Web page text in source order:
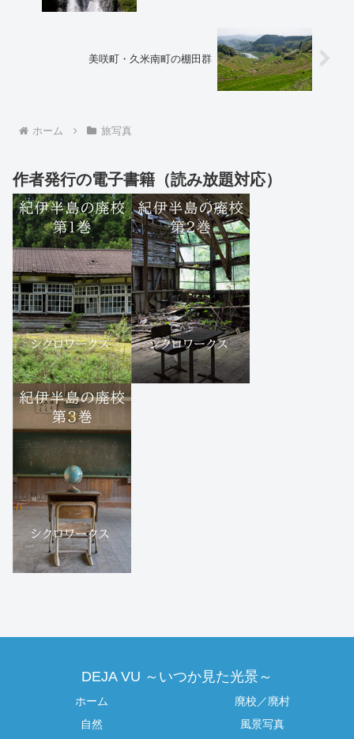
美咲町・久米南町の棚田群
ホーム 旅写真
作者発行の電子書籍（読み放題対応）
DEJA VU ～いつか見た光景～
ホーム
廃校／廃村
自然
風景写真